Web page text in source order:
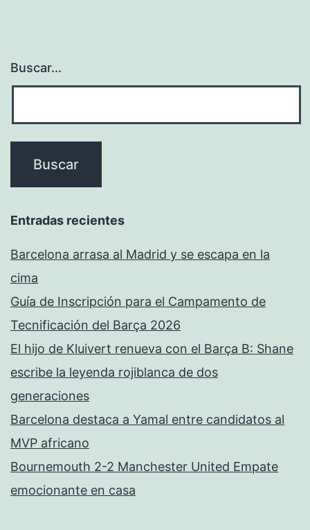
Buscar...
Entradas recientes
Barcelona arrasa al Madrid y se escapa en la
cima
Guía de Inscripción para el Campamento de
Tecnificación del Barça 2026
El hijo de Kluivert renueva con el Barça B: Shane
escribe la leyenda rojiblanca de dos
generaciones
Barcelona destaca a Yamal entre candidatos al
MVP africano
Bournemouth 2-2 Manchester United Empate
emocionante en casa